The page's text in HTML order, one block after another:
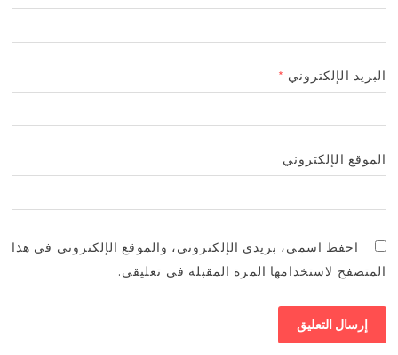
البريد الإلكتروني *
الموقع الإلكتروني
احفظ اسمي، بريدي الإلكتروني، والموقع الإلكتروني في هذا
المتصفح لاستخدامها المرة المقبلة في تعليقي.